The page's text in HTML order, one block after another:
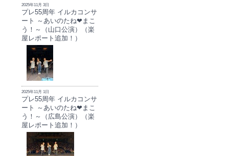
2025年11月 3日
プレ55周年 イルカコンサ
ート ～あいのたね❤まこ
う！～（山口公演）（楽
屋レポート追加！）
2025年11月 1日
プレ55周年 イルカコンサ
ート ～あいのたね❤まこ
う！～（広島公演）（楽
屋レポート追加！）